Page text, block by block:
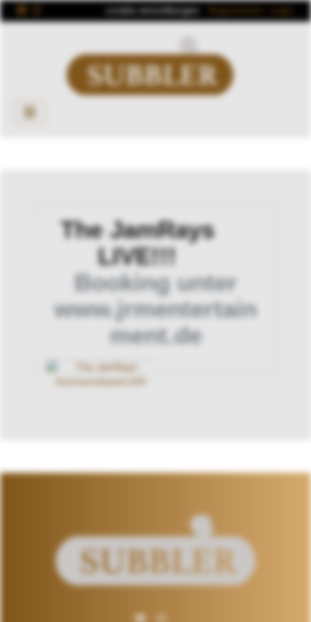
cookie einstellungen
The JamRays
LIVE!!!
Booking unter
www.jrmentertain
ment.de